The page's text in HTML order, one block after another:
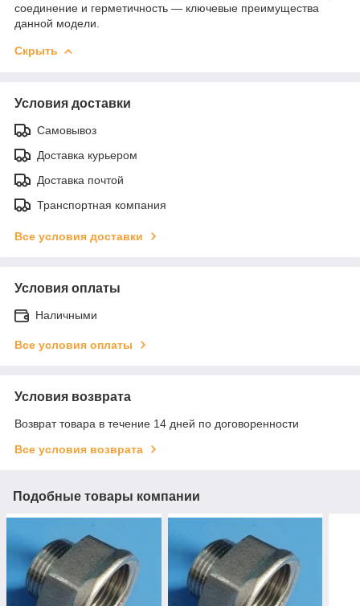
соединение и герметичность — ключевые преимущества
данной модели.
Скрыть
Условия доставки
Самовывоз
Доставка курьером
Доставка почтой
Транспортная компания
Все условия доставки
Условия оплаты
Наличными
Все условия оплаты
Условия возврата
Возврат товара в течение 14 дней по договоренности
Все условия возврата
Подобные товары компании